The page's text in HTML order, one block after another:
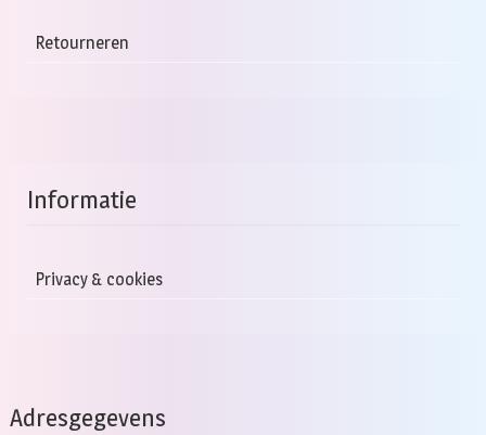
Retourneren
Informatie
Privacy & cookies
Adresgegevens